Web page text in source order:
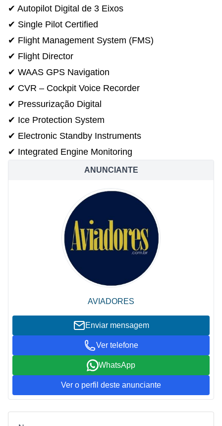
✔ Autopilot Digital de 3 Eixos
✔ Single Pilot Certified
✔ Flight Management System (FMS)
✔ Flight Director
✔ WAAS GPS Navigation
✔ CVR – Cockpit Voice Recorder
✔ Pressurização Digital
✔ Ice Protection System
✔ Electronic Standby Instruments
✔ Integrated Engine Monitoring
ANUNCIANTE
AVIADORES
Enviar mensagem
Ver telefone
WhatsApp
Ver o perfil deste anunciante